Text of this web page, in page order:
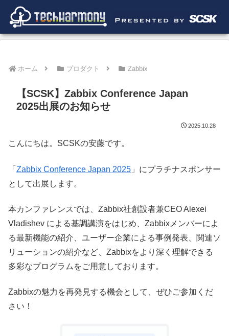
ホーム プロダクト Zabbix
【SCSK】Zabbix Conference Japan
2025出展のお知らせ
2025.10.28
こんにちは。SCSKの安藤です。
「 Zabbix Conference Japan 2025 」にプラチナスポンサー
として出展します。
本カンファレンスでは、Zabbix社創設者兼CEO Alexei
Vladishev による基調講演をはじめ、Zabbixメンバーによ
る最新機能の紹介、ユーザー企業による事例発表、関連ソ
リューションの紹介など、Zabbixをより深く理解できる
多彩なプログラムをご用意しております。
Zabbixの魅力を再発見する機会として、ぜひご参加くだ
さい！